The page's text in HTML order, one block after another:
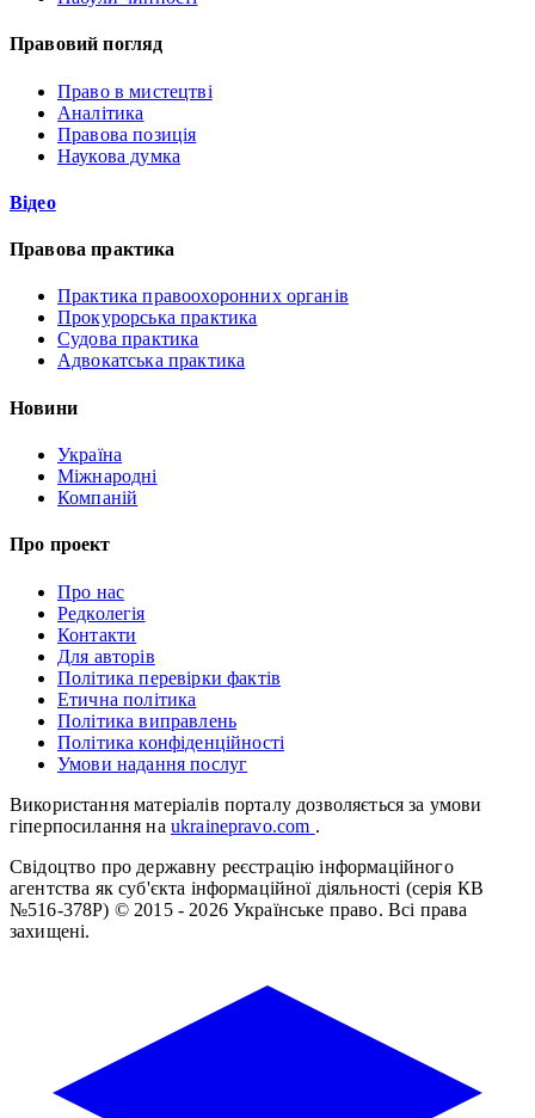
Правовий погляд
Право в мистецтві
Аналітика
Правова позиція
Наукова думка
Відео
Правова практика
Практика правоохоронних органів
Прокурорська практика
Судова практика
Адвокатська практика
Новини
Україна
Міжнародні
Компаній
Про проект
Про нас
Редколегія
Контакти
Для авторів
Політика перевірки фактів
Етична політика
Політика виправлень
Політика конфіденційності
Умови надання послуг
Використання матеріалів порталу дозволяється за умови
гіперпосилання на ukrainepravo.com .
Свідоцтво про державну реєстрацію інформаційного
агентства як суб'єкта інформаційної діяльності (серія КВ
№516-378Р) © 2015 - 2026 Українське право. Всі права
захищені.